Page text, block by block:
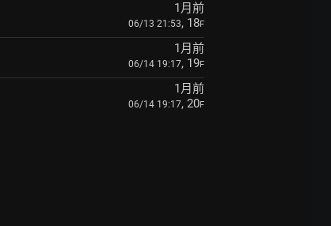
1月前
06/13 21:53, 18F
1月前
06/14 19:17, 19F
1月前
06/14 19:17, 20F